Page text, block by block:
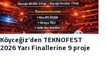
Köyceğiz’den TEKNOFEST
2026 Yarı Finallerine 9 proje